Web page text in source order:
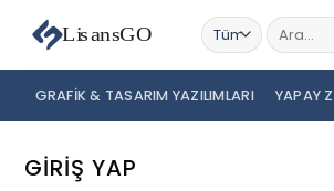
İçeriğe
atla
Ara:
GRAFIK & TASARIM YAZILIMLARI YAPAY
GIRIŞ YAP